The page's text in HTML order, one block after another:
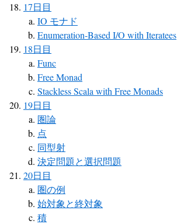
17日目
IO モナド
Enumeration-Based I/O with Iteratees
18日目
Func
Free Monad
Stackless Scala with Free Monads
19日目
圏論
点
同型射
決定問題と選択問題
20日目
圏の例
始対象と終対象
積